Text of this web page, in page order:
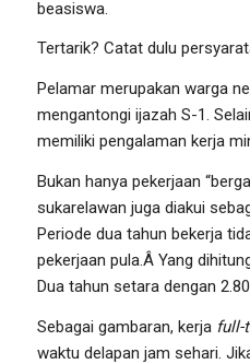
beasiswa.
Tertarik? Catat dulu
Pelamar merupakan warga
mengantongi ijazah S-1.
memiliki pengalaman kerja
Bukan hanya pekerjaan
sukarelawan juga diakui
Periode dua tahun bekerja
pekerjaan pula.Â Yang
Dua tahun setara dengan
Sebagai gambaran, kerja full-
waktu delapan jam sehari.